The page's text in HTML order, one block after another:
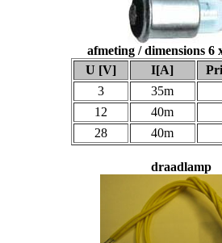
afmeting / dimensions 6
U [V]
I[A]
3
35m
12
40m
28
40m
draadlamp